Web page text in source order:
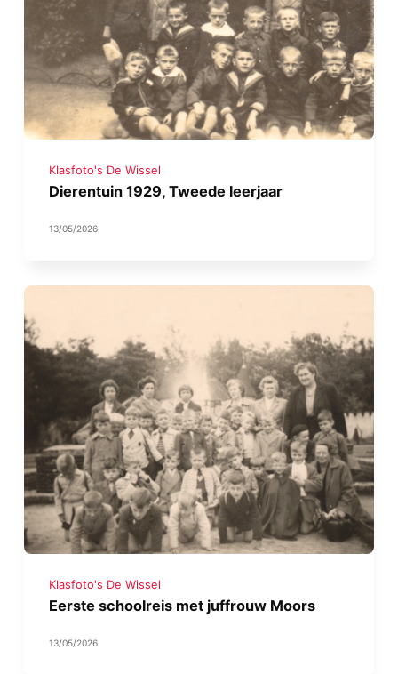
Klasfoto's De Wissel
Dierentuin 1929, Tweede leerjaar
13/05/2026
Klasfoto's De Wissel
Eerste schoolreis met juffrouw Moors
13/05/2026